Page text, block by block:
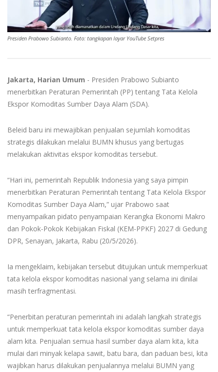
Presiden Prabowo Subianto. Foto: tangkapan layar YouTube Setpres
Jakarta, Harian Umum - Presiden Prabowo Subianto
menerbitkan Peraturan Pemerintah (PP) tentang Tata Kelola
Ekspor Komoditas Sumber Daya Alam (SDA).
Beleid baru ini mewajibkan penjualan sejumlah komoditas
strategis dilakukan melalui BUMN khusus yang bertugas
melakukan aktivitas ekspor komoditas tersebut.
“Hari ini, pemerintah Republik Indonesia yang saya pimpin
menerbitkan Peraturan Pemerintah tentang Tata Kelola Ekspor
Komoditas Sumber Daya Alam,” ujar Prabowo saat
menyampaikan pidato penyampaian Kerangka Ekonomi Makro
dan Pokok-Pokok Kebijakan Fiskal (KEM-PPKF) 2027 di Gedung
DPR, Senayan, Jakarta, Rabu (20/5/2026).
Ia mengeklaim, kebijakan tersebut ditujukan untuk memperkuat
tata kelola ekspor komoditas nasional yang selama ini dinilai
masih terfragmentasi.
“Penerbitan peraturan pemerintah ini adalah langkah strategis
untuk memperkuat tata kelola ekspor komoditas sumber daya
alam kita. Penjualan semua hasil sumber daya alam kita, kita
mulai dari minyak kelapa sawit, batu bara, dan paduan besi, kita
wajibkan harus dilakukan penjualannya melalui BUMN yang